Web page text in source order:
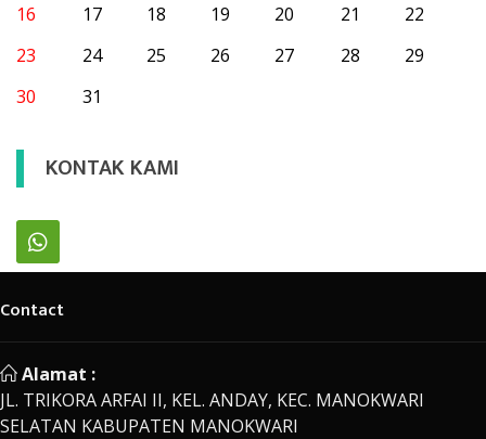
16
17 18 19 20 21
22
23
24 25 26 27 28
29
30
31
KONTAK KAMI
Contact
Alamat :
JL. TRIKORA ARFAI II, KEL. ANDAY, KEC. MANOKWARI
SELATAN KABUPATEN MANOKWARI